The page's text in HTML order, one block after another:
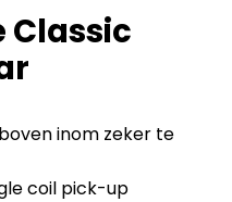
Classic
inom zeker te
coil pick-up